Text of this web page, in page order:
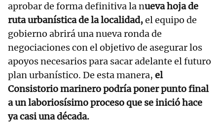
aprobar de forma definitiva la nueva hoja de
ruta urbanística de la localidad,el equipo de
gobierno abrirá una nueva ronda de
negociaciones con el objetivo de asegurar los
apoyos necesarios para sacar adelante el futuro
plan urbanístico. De esta manera, el
Consistorio marinero podría poner punto final
a un laboriosísimo proceso que se inició hace
ya casi una década.